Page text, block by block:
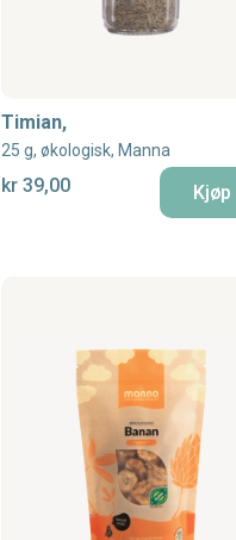
Timian,
25 g, økologisk, Manna
kr 39,00 Kjøp